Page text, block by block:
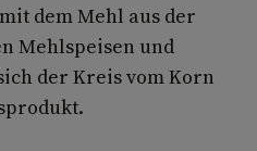
dem Mehl aus der
Mehlspeisen und
der Kreis vom Korn